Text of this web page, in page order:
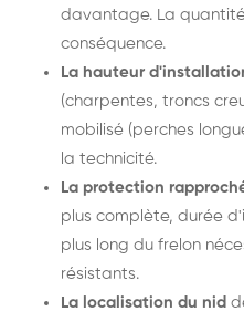
davantage. La
conséquence.
La hauteur
(charpentes, troncs
mobilisé (perches
la technicité.
La protection
plus complète, durée
plus long du frelon
résistants.
La localisation du nid